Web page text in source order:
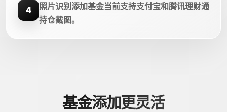
4
照片识别添加基金当前支持支付宝和腾讯理财通
持仓截图。
基金添加更灵活